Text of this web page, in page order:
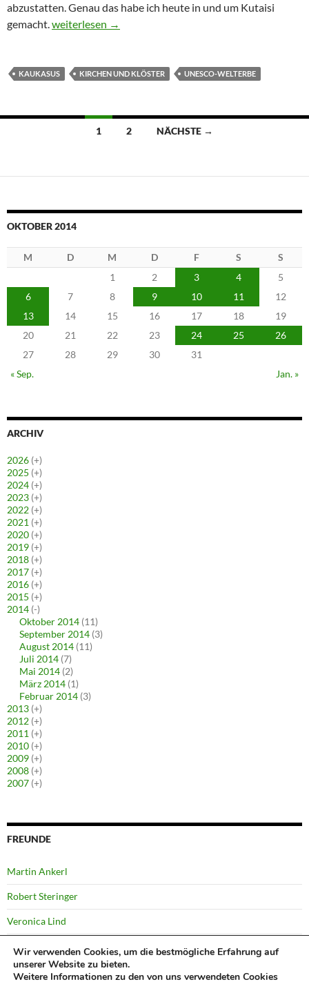
abzustatten. Genau das habe ich heute in und um Kutaisi
gemacht.Klöster und Kathedralen in Kutaisi
weiterlesen →
KAUKASUS KIRCHEN UND KLÖSTER UNESCO-WELTERBE
Beitragsnavigation
1 2 NÄCHSTE →
OKTOBER 2014
M D M D F S
S
1
2 3 4
5
6
7 8 9 10 11
12
13
14 15 16 17 18
19
20
21 22 23 24 25
26
27
28 29 30
31
« Sep.
Jan. »
ARCHIV
2026 (+)
2025 (+)
2024 (+)
2023 (+)
2022 (+)
2021 (+)
2020 (+)
2019 (+)
2018 (+)
2017 (+)
2016 (+)
2015 (+)
2014 (-)
Oktober 2014 (11)
September 2014 (3)
August 2014 (11)
Juli 2014 (7)
Mai 2014 (2)
März 2014 (1)
Februar 2014 (3)
2013 (+)
2012 (+)
2011 (+)
2010 (+)
2009 (+)
2008 (+)
2007 (+)
FREUNDE
Martin Ankerl
Robert Steringer
Veronica Lind
Yussi Pick
Wir verwenden Cookies, um die bestmögliche Erfahrung auf
unserer Website zu bieten.
Weitere Informationen zu den von uns verwendeten Cookies